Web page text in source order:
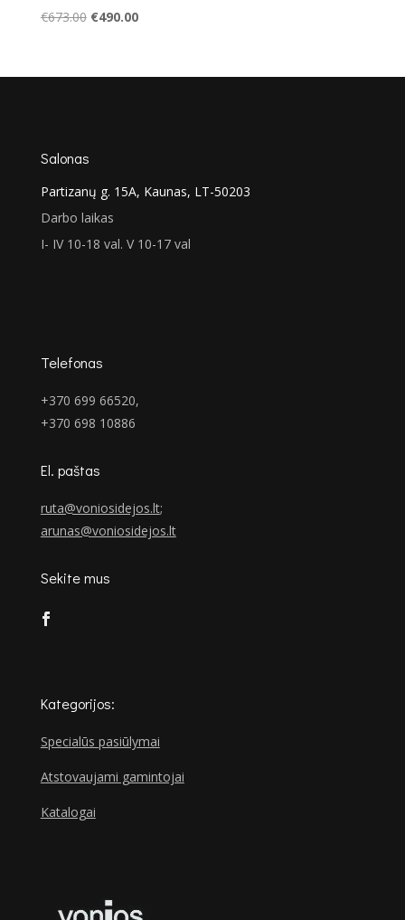
€673.00 Original
€673.00.
€490.00Current
€490.00.
Salonas
Partizanų g. 15A, Kaunas, LT-50203
Darbo laikas
I- IV 10-18 val. V 10-17 val
Telefonas
+370 699 66520,
+370 698 10886
El. paštas
ruta@voniosidejos.lt;
arunas@voniosidejos.lt
Sekite mus
Kategorijos:
Specialūs pasiūlymai
Atstovaujami gamintojai
Katalogai